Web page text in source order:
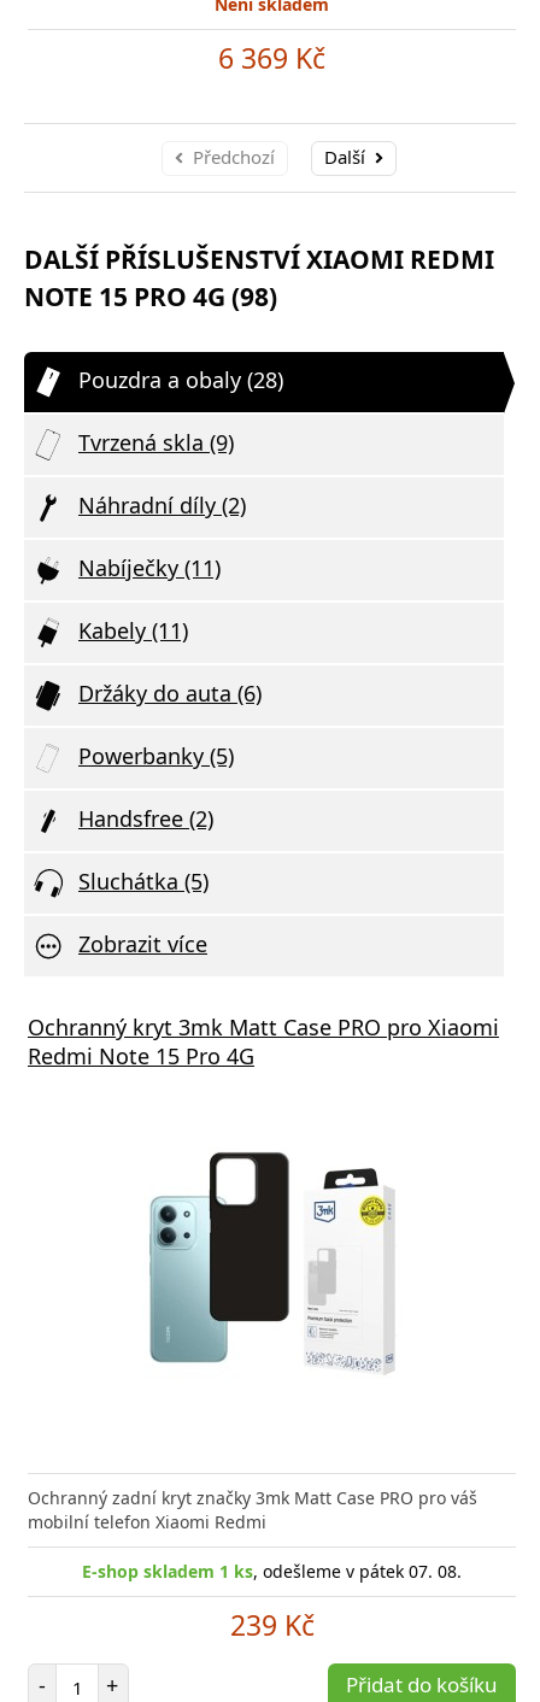
6 369 Kč
Předchozí Další
DALŠÍ PŘÍSLUŠENSTVÍ XIAOMI REDMI
NOTE 15 PRO 4G (98)
Pouzdra a obaly (28)
Tvrzená skla (9)
Náhradní díly (2)
Nabíječky (11)
Kabely (11)
Držáky do auta (6)
Powerbanky (5)
Handsfree (2)
Sluchátka (5)
Zobrazit více
Ochranný kryt 3mk Matt Case PRO pro Xiaomi
Redmi Note 15 Pro 4G
Ochranný zadní kryt značky 3mk Matt Case PRO pro váš
mobilní telefon Xiaomi Redmi
E-shop skladem 1 ks, odešleme v pátek 07. 08.
239 Kč
- Počet položek
+ Přidat do košíku